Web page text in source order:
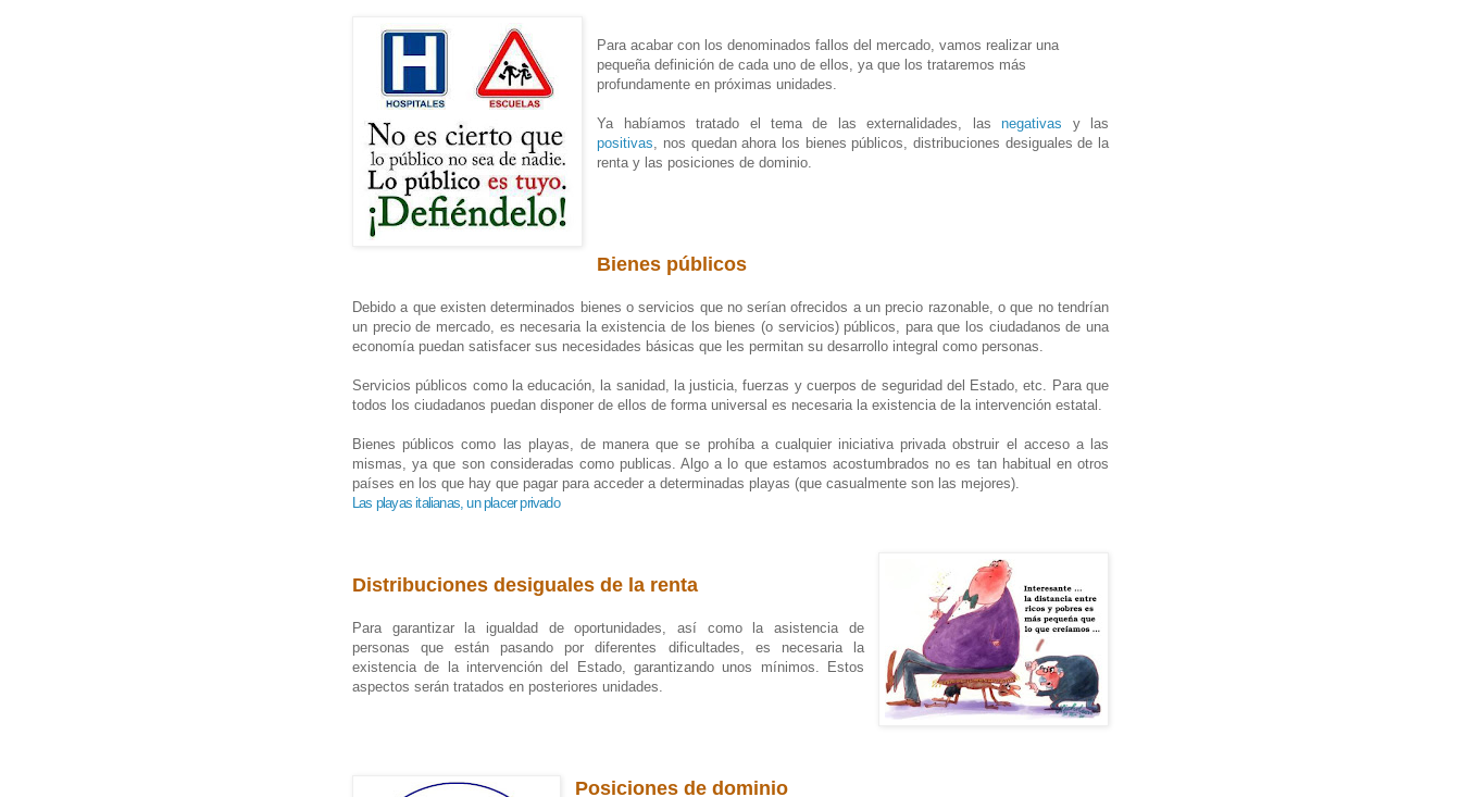
Para acabar con los denominados fallos del mercado, vamos realizar una
pequeña definición de cada uno de ellos, ya que los trataremos más
profundamente en próximas unidades.
Ya habíamos tratado el tema de las externalidades, lasnegativas y las
positivas, nos quedan ahora los bienes públicos, distribuciones desiguales de la
renta y las posiciones de dominio.
Bienes públicos
Debido a que existen determinados bienes o servicios que no serían ofrecidos a un precio razonable, o que no tendrían
un precio de mercado, es necesaria la existencia de los bienes (o servicios) públicos, para que los ciudadanos de una
economía puedan satisfacer sus necesidades básicas que les permitan su desarrollo integral como personas.
Servicios públicos como la educación, la sanidad, la justicia, fuerzas y cuerpos de seguridad del Estado, etc. Para que
todos los ciudadanos puedan disponer de ellos de forma universal es necesaria la existencia de la intervención estatal.
Bienes públicos como las playas, de manera que se prohíba a cualquier iniciativa privada obstruir el acceso a las
mismas, ya que son consideradas como publicas. Algo a lo que estamos acostumbrados no es tan habitual en otros
países en los que hay que pagar para acceder a determinadas playas (que casualmente son las mejores).
Las playas italianas, un placer privado
Distribuciones desiguales de la renta
Para garantizar la igualdad de oportunidades, así como la asistencia de
personas que están pasando por diferentes dificultades, es necesaria la
existencia de la intervención del Estado, garantizando unos mínimos. Estos
aspectos serán tratados en posteriores unidades.
Posiciones de dominio